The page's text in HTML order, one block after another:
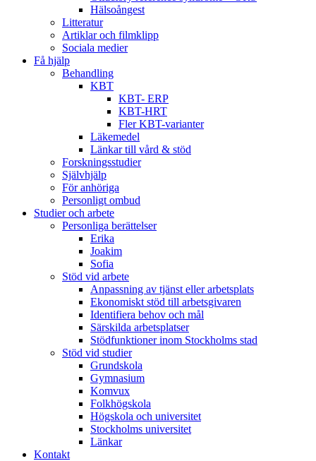
Hälsoångest
Litteratur
Artiklar och filmklipp
Sociala medier
Få hjälp
Behandling
KBT
KBT- ERP
KBT-HRT
Fler KBT-varianter
Läkemedel
Länkar till vård & stöd
Forskningsstudier
Självhjälp
För anhöriga
Personligt ombud
Studier och arbete
Personliga berättelser
Erika
Joakim
Sofia
Stöd vid arbete
Anpassning av tjänst eller arbetsplats
Ekonomiskt stöd till arbetsgivaren
Identifiera behov och mål
Särskilda arbetsplatser
Stödfunktioner inom Stockholms stad
Stöd vid studier
Grundskola
Gymnasium
Komvux
Folkhögskola
Högskola och universitet
Stockholms universitet
Länkar
Kontakt